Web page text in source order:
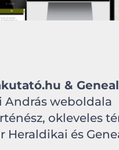
&
András weboldala
okleveles
Heraldikai és